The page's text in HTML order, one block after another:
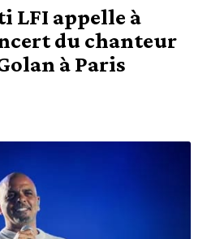
LFI appelle à
du chanteur
à Paris